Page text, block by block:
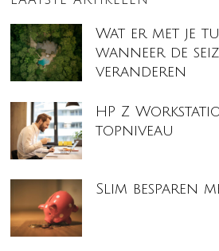
Wat er met je
wanneer de
veranderen
HP Z
topniveau
Slim besparen